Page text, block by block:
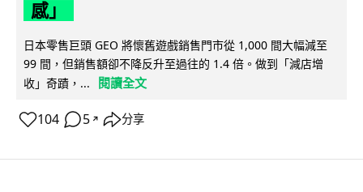
感」
日本零售巨頭 GEO 將懷舊遊戲銷售門市從 1,000 間大幅減至
99 間，但銷售額卻不降反升至過往的 1.4 倍。做到「減店增
收」奇蹟，...
閱讀全文
104 5 ↗ 分享